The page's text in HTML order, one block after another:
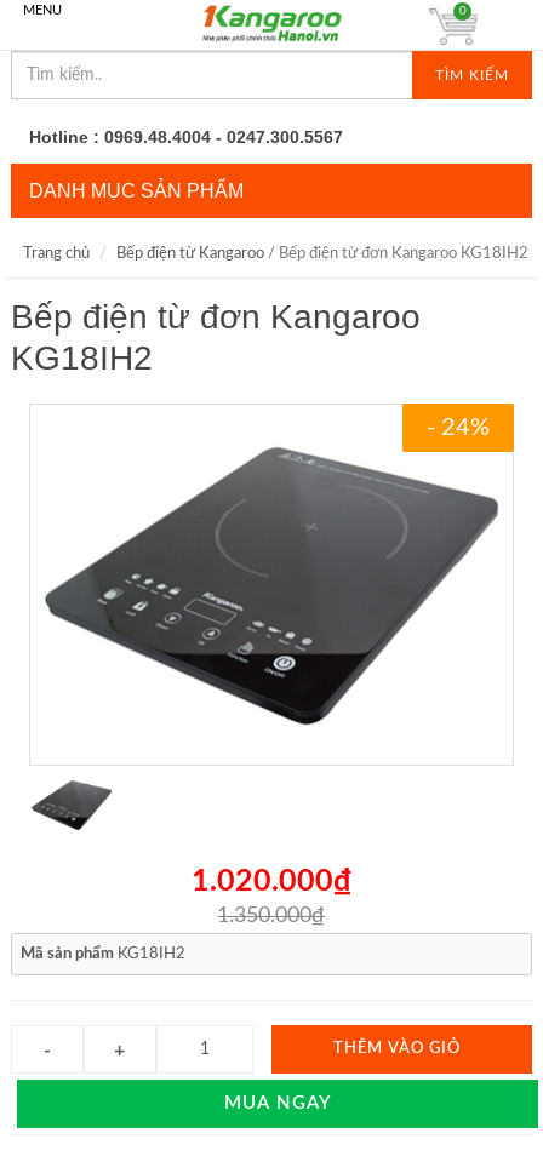
MENU
TÌM KIẾM
0
Hotline : 0969.48.4004 - 0247.300.5567
DANH MỤC SẢN PHẨM
Trang chủ Bếp điện từ Kangaroo/ Bếp điện từ đơn Kangaroo KG18IH2
Bếp điện từ đơn Kangaroo
KG18IH2
- 24%
1.020.000₫
1.350.000₫
Mã sản phẩm KG18IH2
THÊM VÀO GIỎ
MUA NGAY